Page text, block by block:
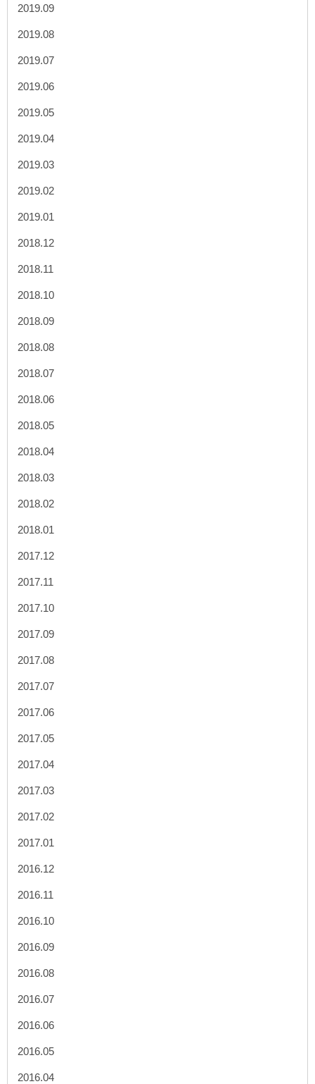
2019.09
2019.08
2019.07
2019.06
2019.05
2019.04
2019.03
2019.02
2019.01
2018.12
2018.11
2018.10
2018.09
2018.08
2018.07
2018.06
2018.05
2018.04
2018.03
2018.02
2018.01
2017.12
2017.11
2017.10
2017.09
2017.08
2017.07
2017.06
2017.05
2017.04
2017.03
2017.02
2017.01
2016.12
2016.11
2016.10
2016.09
2016.08
2016.07
2016.06
2016.05
2016.04